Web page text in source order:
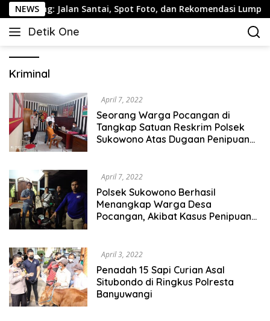
Langsung
ke
konten
NEWS
Jalan Santai, Spot Foto, dan Rekomendasi Lumpia
Detik One
Tajam
Kriminal
April 7, 2022
Seorang Warga Pocangan di
Tangkap Satuan Reskrim Polsek
Sukowono Atas Dugaan Penipuan
April 7, 2022
Polsek Sukowono Berhasil
Menangkap Warga Desa
Pocangan, Akibat Kasus Penipuan
April 3, 2022
Penadah 15 Sapi Curian Asal
Situbondo di Ringkus Polresta
Banyuwangi